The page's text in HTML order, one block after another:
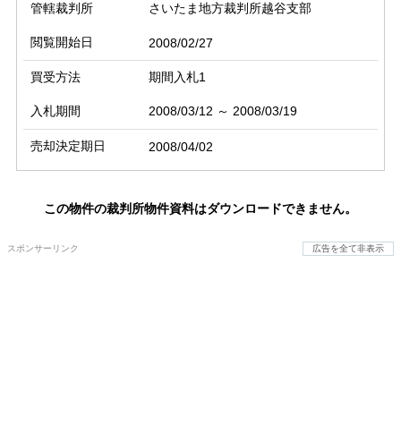
管轄裁判所 さいたま地方裁判所越谷支部
閲覧開始日 2008/02/27
買受方法 期間入札1
入札期間 2008/03/12 ～ 2008/03/19
売却決定期日 2008/04/02
この物件の裁判所物件資料はダウンロードできません。
スポンサーリンク 広告を全て非表示